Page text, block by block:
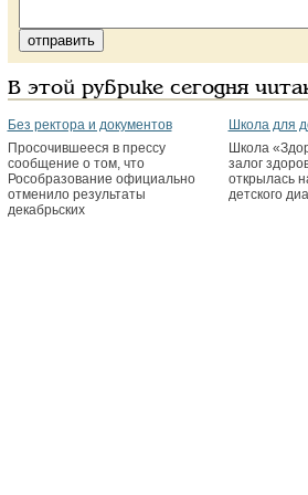
В этой рубрике сегодня
Без ректора и документов
Просочившееся в прессу
сообщение о том, что
Рособразование официально
отменило результаты
декабрьских
Школа для
Школа
залог
открылась
детского